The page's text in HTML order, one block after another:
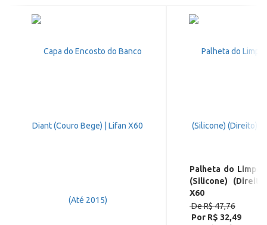
Palheta do
(Silicone)
X60
De R$ 47,76
Por R$ 32,49